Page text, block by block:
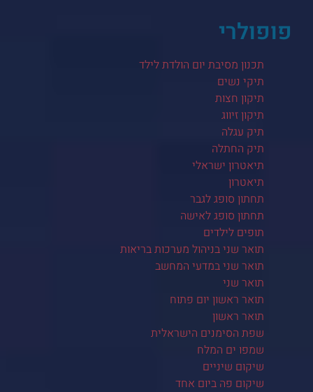
פופולרי
תכנון מסיבת יום הולדת לילד
תיקי נשים
תיקון חצות
תיקון זיווג
תיק עגלה
תיק החתלה
תיאטרון ישראלי
תיאטרון
תחתון סופג לגבר
תחתון סופג לאישה
תופים לילדים
תואר שני בניהול מערכות בריאות
תואר שני במדעי המחשב
תואר שני
תואר ראשון יום פתוח
תואר ראשון
שפת הסימנים הישראלית
שמפו ים המלח
שיקום שיניים
שיקום פה ביום אחד